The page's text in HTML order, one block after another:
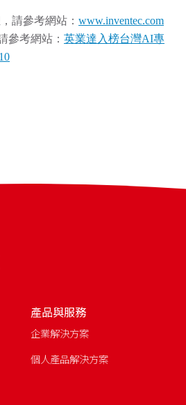
請參考網站： www.inventec.com
參考網站： 英業達入榜台灣AI專
產品與服務
企業解決方案
個人產品解決方案